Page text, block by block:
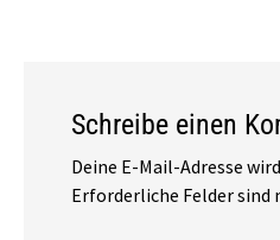
Schreibe einen
Deine E-Mail-Adresse
Erforderliche Felder sind